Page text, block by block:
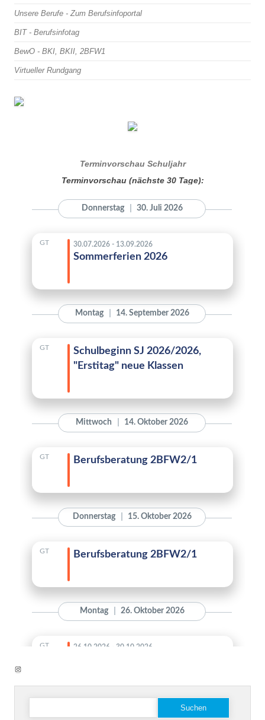
Unsere Berufe - Zum Berufsinfoportal
BIT - Berufsinfotag
BewO - BKI, BKII, 2BFW1
Virtueller Rundgang
Terminvorschau Schuljahr
Terminvorschau (nächste 30 Tage):
Instagram
Suchen